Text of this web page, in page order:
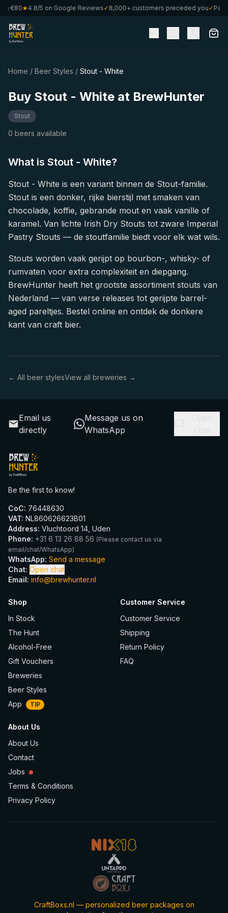
€80★4.8/5 on Google Reviews✓8,000+ customers preceded you✓Part
Home / Beer Styles / Stout - White
Buy Stout - White at BrewHunter
Stout
0 beers available
What is Stout - White?
Stout - White is een variant binnen de Stout-familie.
Stout is een donker, rijke bierstijl met smaken van
chocolade, koffie, gebrande mout en vaak vanille of
karamel. Van lichte Irish Dry Stouts tot zware Imperial
Pastry Stouts — de stoutfamilie biedt voor elk wat wils.
Stouts worden vaak gerijpt op bourbon-, whisky- of
rumvaten voor extra complexiteit en diepgang.
BrewHunter heeft het grootste assortiment stouts van
Nederland — van verse releases tot gerijpte barrel-
aged pareltjes. Bestel online en ontdek de donkere
kant van craft bier.
← All beer stylesView all breweries →
Email us
directly
Message us on
WhatsApp
Be the first to know!
CoC: 76448630
VAT: NL860626623B01
Address: Vluchtoord 14, Uden
Phone: +31 6 13 26 88 56 (Please contact us via
email/chat/WhatsApp)
WhatsApp: Send a message
Chat: Open chat
Email: info@brewhunter.nl
Shop
In Stock
The Hunt
Alcohol-Free
Gift Vouchers
Breweries
Beer Styles
App
TIP
Customer Service
Customer Service
Shipping
Return Policy
FAQ
About Us
About Us
Contact
Jobs
Terms & Conditions
Privacy Policy
CraftBoxs.nl — personalized beer packages on